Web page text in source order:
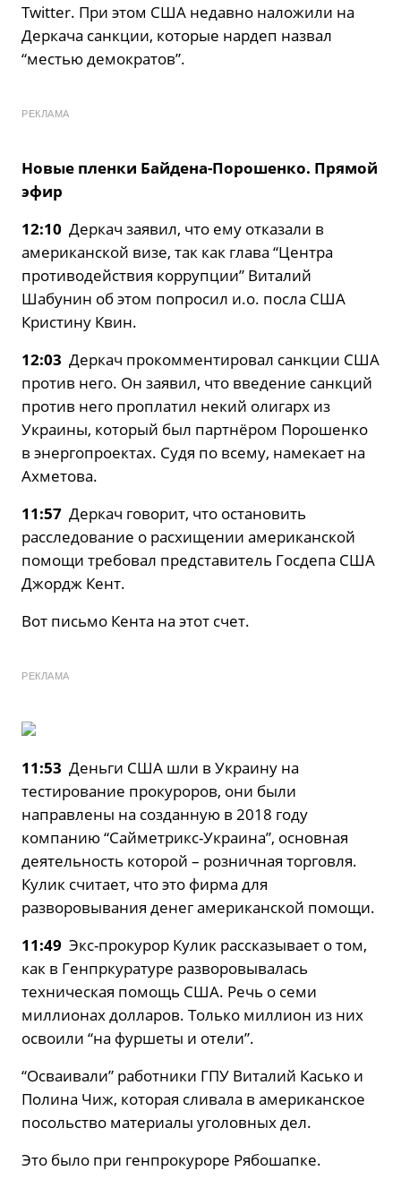
Twitter. При этом США недавно наложили на
Деркача санкции, которые нардеп назвал
“местью демократов”.
РЕКЛАМА
Новые пленки Байдена-Порошенко. Прямой
эфир
12:10 Деркач заявил, что ему отказали в
американской визе, так как глава “Центра
противодействия коррупции” Виталий
Шабунин об этом попросил и.о. посла США
Кристину Квин.
12:03 Деркач прокомментировал санкции США
против него. Он заявил, что введение санкций
против него проплатил некий олигарх из
Украины, который был партнёром Порошенко
в энергопроектах. Судя по всему, намекает на
Ахметова.
11:57 Деркач говорит, что остановить
расследование о расхищении американской
помощи требовал представитель Госдепа США
Джордж Кент.
Вот письмо Кента на этот счет.
РЕКЛАМА
11:53 Деньги США шли в Украину на
тестирование прокуроров, они были
направлены на созданную в 2018 году
компанию “Сайметрикс-Украина”, основная
деятельность которой – розничная торговля.
Кулик считает, что это фирма для
разворовывания денег американской помощи.
11:49 Экс-прокурор Кулик рассказывает о том,
как в Генпркуратуре разворовывалась
техническая помощь США. Речь о семи
миллионах долларов. Только миллион из них
освоили “на фуршеты и отели”.
“Осваивали” работники ГПУ Виталий Касько и
Полина Чиж, которая сливала в американское
посольство материалы уголовных дел.
Это было при генпрокуроре Рябошапке.